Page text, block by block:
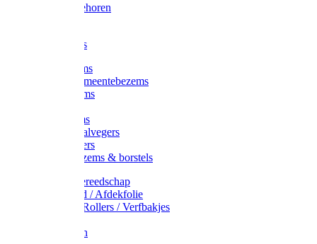
Slede toebehoren
Composters
Straatbezems
Stads- / Gemeentebezems
Terrasbezems
Gootbezems
Kamer-/Zaalvegers
Vloertrekkers
Onkruidbezems & borstels
Schildersgereedschap
Afplakband / Afdekfolie
Kwasten / Rollers / Verfbakjes
Afdekfoliën